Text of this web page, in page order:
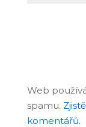
Web
spamu.
komentářů.